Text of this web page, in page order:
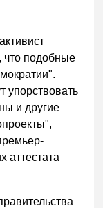
подобные
упорствовать
и другие
аттестата